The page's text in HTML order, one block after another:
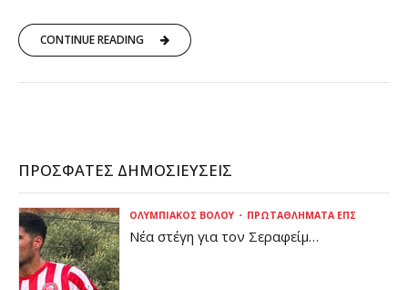
CONTINUE READING
ΠΡΌΣΦΑΤΕΣ ΔΗΜΟΣΙΕΎΣΕΙΣ
ΟΛΥΜΠΙΑΚΌΣ ΒΌΛΟΥ ΠΡΩΤΑΘΛΉΜΑΤΑ ΕΠΣ
Νέα στέγη για τον Σεραφείμ